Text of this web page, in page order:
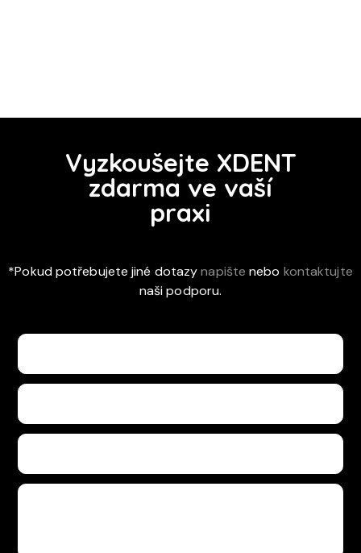
Vyzkoušejte XDENT
zdarma ve vaší
praxi
*Pokud potřebujete jiné dotazynapištenebo kontaktujte
naši podporu.